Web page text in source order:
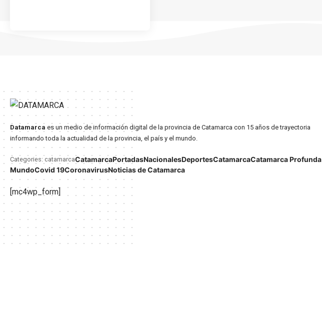
Datamarca es un medio de información digital de la provincia de Catamarca con 15 años de trayectoria
informando toda la actualidad de la provincia, el país y el mundo.
Categories: catamarcaCatamarcaPortadasNacionalesDeportesCatamarcaCatamarca Profunda
MundoCovid 19CoronavirusNoticias de Catamarca
[mc4wp_form]